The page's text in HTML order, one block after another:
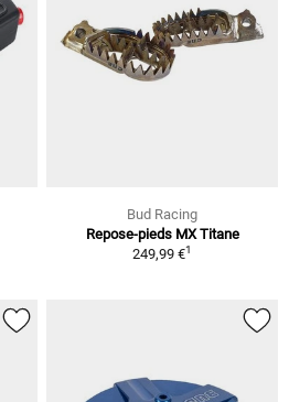
Bud Racing
Repose-pieds MX Titane
249,99 €1